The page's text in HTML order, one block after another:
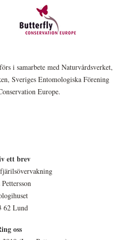
i samarbete med Naturvårdsverket,
Sveriges Entomologiska Förening
Europe.
ett brev
62 Lund
oss